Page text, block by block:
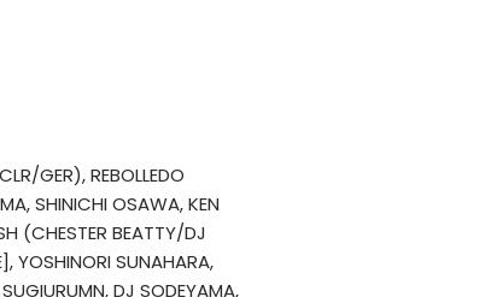
GER), REBOLLEDO
SHINICHI OSAWA, KEN
(CHESTER BEATTY/DJ
YOSHINORI SUNAHARA,
DJ SODEYAMA,